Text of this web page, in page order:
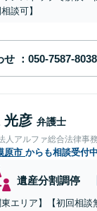
談可】
せ
光彦 弁護士
人アルファ総合法律事
原市 からも相談受付中
遺産分割調停
東エリア】【初回相